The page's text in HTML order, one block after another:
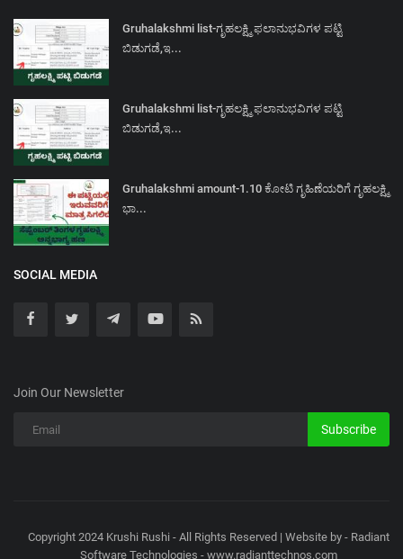
Gruhalakshmi list-ಗೃಹಲಕ್ಷ್ಮಿ ಫಲಾನುಭವಿಗಳ ಪಟ್ಟಿ
ಬಿಡುಗಡೆ,ಇ...
Gruhalakshmi list-ಗೃಹಲಕ್ಷ್ಮಿ ಫಲಾನುಭವಿಗಳ ಪಟ್ಟಿ
ಬಿಡುಗಡೆ,ಇ...
Gruhalakshmi amount-1.10 ಕೋಟಿ ಗೃಹಿಣೆಯರಿಗೆ ಗೃಹಲಕ್ಷ್ಮಿ
ಭಾ...
SOCIAL MEDIA
Join Our Newsletter
Subscribe
Copyright 2024 Krushi Rushi - All Rights Reserved | Website by - Radiant
Software Technologies - www.radianttechnos.com